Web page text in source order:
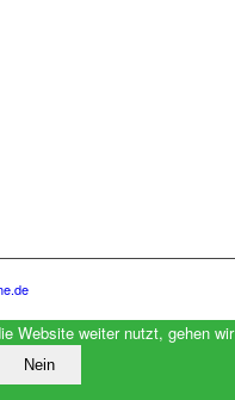
Website weiter nutzt, gehen wir
Nein